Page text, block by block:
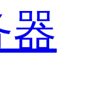
器